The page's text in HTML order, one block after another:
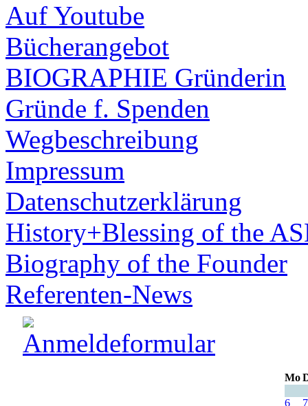
Auf Youtube
Bücherangebot
BIOGRAPHIE Gründerin
Gründe f. Spenden
Wegbeschreibung
Impressum
Datenschutzerklärung
History+Blessing of the
Biography of the Founder
Referenten-News
Mo
6
7